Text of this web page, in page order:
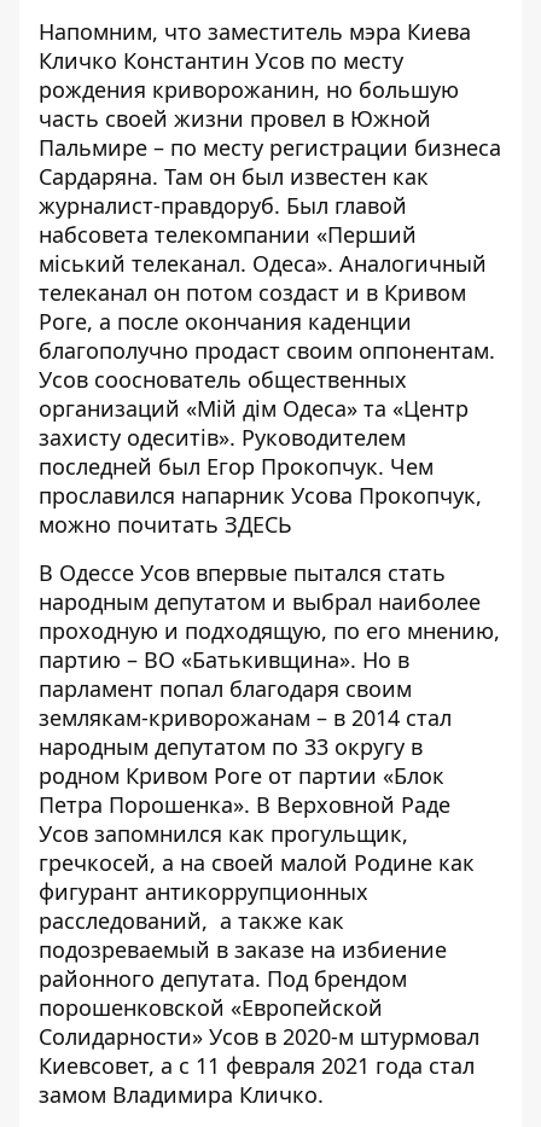
Напомним, что заместитель мэра Киева
Кличко Константин Усов по месту
рождения криворожанин, но большую
часть своей жизни провел в Южной
Пальмире – по месту регистрации бизнеса
Сардаряна. Там он был известен как
журналист-правдоруб. Был главой
набсовета телекомпании «Перший
міський телеканал. Одеса». Аналогичный
телеканал он потом создаст и в Кривом
Роге, а после окончания каденции
благополучно продаст своим оппонентам.
Усов сооснователь общественных
организаций «Мій дім Одеса» та «Центр
захисту одеситів». Руководителем
последней был Егор Прокопчук. Чем
прославился напарник Усова Прокопчук,
можно почитать ЗДЕСЬ
В Одессе Усов впервые пытался стать
народным депутатом и выбрал наиболее
проходную и подходящую, по его мнению,
партию – ВО «Батькивщина». Но в
парламент попал благодаря своим
землякам-криворожанам – в 2014 стал
народным депутатом по 33 округу в
родном Кривом Роге от партии «Блок
Петра Порошенка». В Верховной Раде
Усов запомнился как прогульщик,
гречкосей, а на своей малой Родине как
фигурант антикоррупционных
расследований, а также как
подозреваемый в заказе на избиение
районного депутата. Под брендом
порошенковской «Европейской
Солидарности» Усов в 2020-м штурмовал
Киевсовет, а с 11 февраля 2021 года стал
замом Владимира Кличко.